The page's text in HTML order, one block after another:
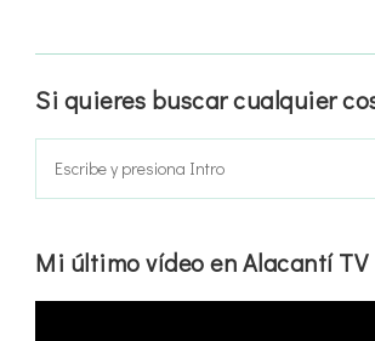
Si quieres buscar cualquier
Buscar:
Mi último vídeo en Alacantí TV